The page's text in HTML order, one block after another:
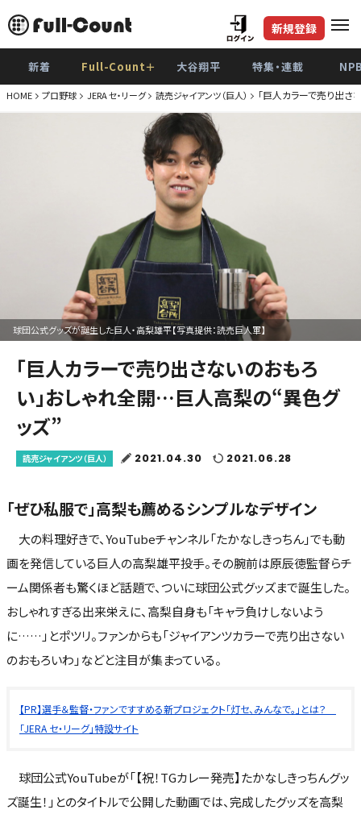
新規登録
新着 Full-Count＋ 大谷翔平 特集・連載
HOME プロ野球 JERA セ・リーグ 読売ジャイアンツ（巨人） 「巨人カラーで売り出
球団公式グッズが誕生した巨人・高梨雄平【写真提供：読売巨人軍】
「巨人カラーで売り出さないのおもろ
い」おしゃれ全開…巨人高梨の“異色グ
ッズ”
読売ジャイアンツ（巨人） 2021.04.30 2021.06.28
「ぜひ私服で」高梨も薦めるシンプルなデザイン
大の料理好きで、YouTubeチャンネル「たかなしきっちん」でも動
画を発信している巨人の高梨雄平投手。その腕前は原辰徳監督らチ
ーム関係者も驚くほど話題で、ついに球団公式グッズまで誕生した。
おしゃれすぎる出来栄えに、高梨自身も「キャラ負けしないよう
に……」とポツリ。ファンからも「ジャイアンツカラーで売り出さない
のおもろいわ」などと注目が集まっている。
【PR】選手＆監督・ファンですすめる新プロジェクト「灯セ、みんなで。」とは？
「JERA セ・リーグ」特設サイト
球団公式YouTubeが「【祝！TGカレー発売】たかなしきっちんグッ
ズ誕生！」とのタイトルで公開した動画では、完成したグッズを高梨